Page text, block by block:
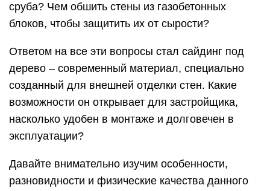
сруба? Чем обшить стены из газобетонных
блоков, чтобы защитить их от сырости?
Ответом на все эти вопросы стал сайдинг под
дерево – современный материал, специально
созданный для внешней отделки стен. Какие
возможности он открывает для застройщика,
насколько удобен в монтаже и долговечен в
эксплуатации?
Давайте внимательно изучим особенности,
разновидности и физические качества данного